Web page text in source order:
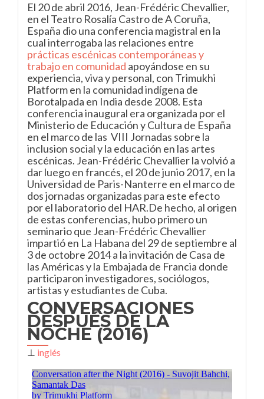
El 20 de abril 2016, Jean-Frédéric Chevallier,
en el Teatro Rosalía Castro de A Coruña,
España dio una conferencia magistral en la
cual interrogaba las relaciones entre
prácticas escénicas contemporáneas y
trabajo en comunidad apoyándose en su
experiencia, viva y personal, con Trimukhi
Platform en la comunidad indígena de
Borotalpada en India desde 2008. Esta
conferencia inaugural era organizada por el
Ministerio de Educación y Cultura de España
en el marco de las VIII Jornadas sobre la
inclusion social y la educación en las artes
escénicas. Jean-Frédéric Chevallier la volvió a
dar luego en francés, el 20 de junio 2017, en la
Universidad de Paris-Nanterre en el marco de
dos jornadas organizadas para este efecto
por el laboratorio del HAR.De hecho, al origen
de estas conferencias, hubo primero un
seminario que Jean-Frédéric Chevallier
impartió en La Habana del 29 de septiembre al
3 de octobre 2014 a la invitación de Casa de
las Américas y la Embajada de Francia donde
participaron investigadores, sociólogos,
artistas y estudiantes de Cuba.
CONVERSACIONES
DESPUÉS DE LA
NOCHE (2016)
⊥ inglés